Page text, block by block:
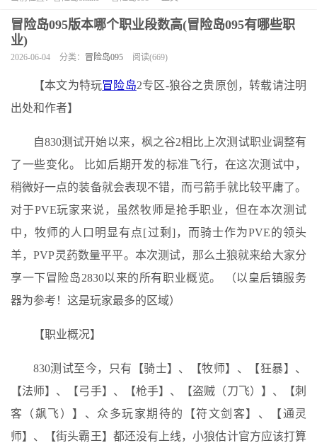
冒险岛095版本哪个职业段数高(冒险岛095有哪些职
业)
2026-06-04 分类： 冒险岛095 阅读(669)
【本文为特玩冒险岛2专区-狼谷之贵原创，转载请注明
出处和作者】
自830测试开始以来，枫之谷2相比上次测试职业调整有
了一些变化。 比如后期开发的标准飞行，在这次测试中，
稍微好一点的装备就会表现不错，而弓箭手就比较平庸了。
对于PVE玩家来说，虽然牧师是抢手职业，但在本次测试
中，牧师的人口明显有点[过剩]，而骑士作为PVE的领头
羊，PVP灵药数量平平。本次测试，那么土狼就来给大家分
享一下冒险岛2830以来的所有职业概览。 （以皇后镇服务
器为参考！这是玩家最多的区域）
【职业概况】
830测试至今，只有【骑士】、【牧师】、【狂暴】、
【法师】、【弓手】、【枪手】、【盗贼（刀飞）】、【刺
客（飙飞）】、众多玩家期待的【符文剑客】、【通灵
师】、【街头霸王】都还没有上线，小狼估计官方应该打算